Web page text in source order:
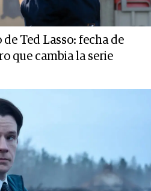
Ted Lasso: fecha de
que cambia la serie